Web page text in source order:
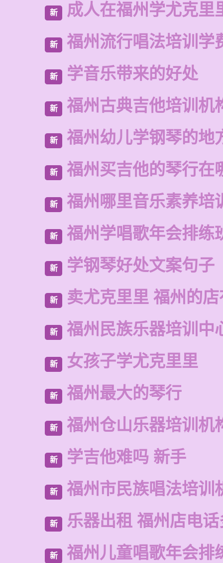
新 成人在福州学尤克里
新 福州流行唱法培训学
新 学音乐带来的好处
新 福州古典吉他培训机
新 福州幼儿学钢琴的地
新 福州买吉他的琴行在
新 福州哪里音乐素养培
新 福州学唱歌年会排练
新 学钢琴好处文案句子
新 卖尤克里里 福州的
新 福州民族乐器培训中
新 女孩子学尤克里里
新 福州最大的琴行
新 福州仓山乐器培训机
新 学吉他难吗 新手
新 福州市民族唱法培训
新 乐器出租 福州店电
新 福州儿童唱歌年会排